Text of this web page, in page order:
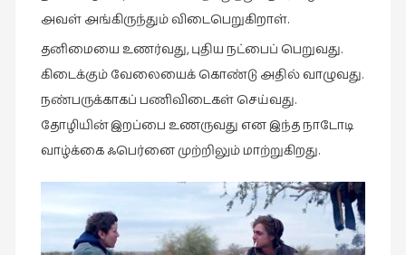
அவள் அங்கிருந்தும் விடைபெறுகிறாள்.
தனிமையை உணர்வது, புதிய நட்பைப் பெறுவது.
கிடைக்கும் வேலையைக் கொண்டு அதில் வாழுவது.
நண்பருக்காகப் பணிவிடைகள் செய்வது.
தோழியின் இறப்பை உணருவது என இந்த நாடோடி
வாழ்க்கை ஃபெர்னை முற்றிலும் மாற்றுகிறது.